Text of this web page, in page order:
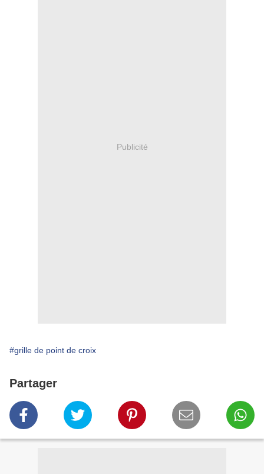
Publicité
#grille de point de croix
Partager